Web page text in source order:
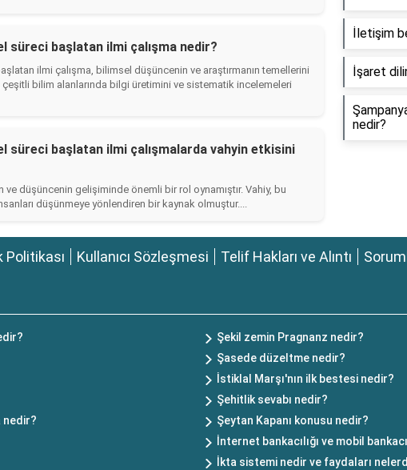
süreci başlatan ilmi çalışma nedir?
ilmi çalışma, bilimsel düşüncenin ve araştırmanın temellerini
çeşitli bilim alanlarında bilgi üretimini ve sistematik incelemeleri
süreci başlatan ilmi çalışmalarda vahyin etkisini
ve düşüncenin gelişiminde önemli bir rol oynamıştır. Vahiy, bu
düşünmeye yönlendiren bir kaynak olmuştur....
İletişim
İşaret
nedir?
Politikası Kullanıcı Sözleşmesi Telif Hakları ve Alıntı
Şekil zemin Pragnanz nedir?
Şasede düzeltme nedir?
İstiklal Marşı'nın ilk bestesi nedir?
Şehitlik sevabı nedir?
nedir?
Şeytan Kapanı konusu nedir?
İnternet bankacılığı ve mobil
İkta sistemi nedir ve faydaları